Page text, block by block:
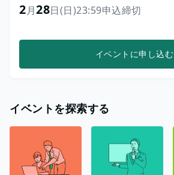
イベントを探索する
2月28日(日)23:59申込締切
イベントに申し込む